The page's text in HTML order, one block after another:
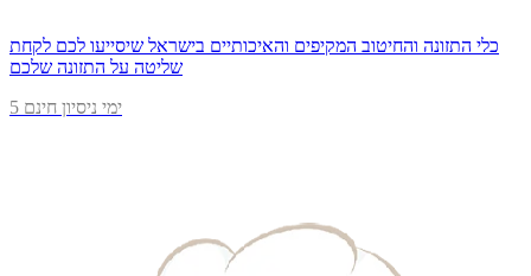
כלי התזונה והחיטוב המקיפים והאיכותיים בישראל שיסייעו לכם לקחת
שליטה על התזונה שלכם
5 ימי ניסיון חינם